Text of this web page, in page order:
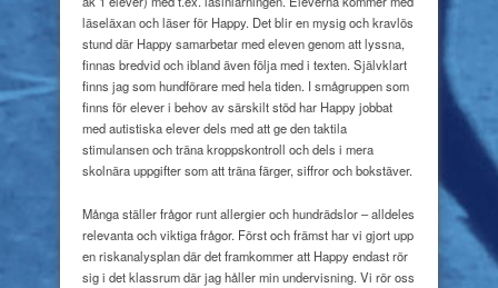
läseläxan och läser för Happy. Det blir en mysig och kravlös
stund där Happy samarbetar med eleven genom att lyssna,
finnas bredvid och ibland även följa med i texten. Självklart
finns jag som hundförare med hela tiden. I smågruppen som
finns för elever i behov av särskilt stöd har Happy jobbat
med autistiska elever dels med att ge den taktila
stimulansen och träna kroppskontroll och dels i mera
skolnära uppgifter som att träna färger, siffror och bokstäver.
Många ställer frågor runt allergier och hundrädslor – alldeles
relevanta och viktiga frågor. Först och främst har vi gjort upp
en riskanalysplan där det framkommer att Happy endast rör
sig i det klassrum där jag håller min undervisning. Vi rör oss